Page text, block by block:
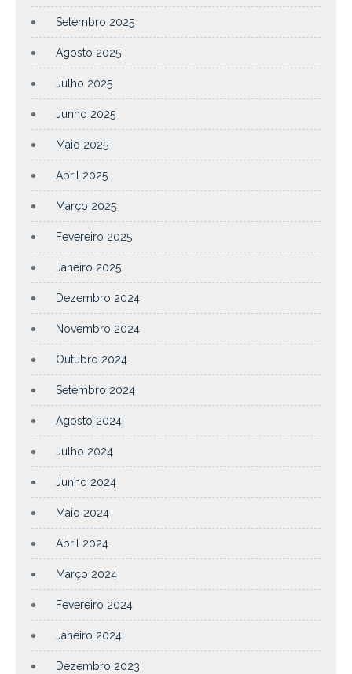
Setembro 2025
Agosto 2025
Julho 2025
Junho 2025
Maio 2025
Abril 2025
Março 2025
Fevereiro 2025
Janeiro 2025
Dezembro 2024
Novembro 2024
Outubro 2024
Setembro 2024
Agosto 2024
Julho 2024
Junho 2024
Maio 2024
Abril 2024
Março 2024
Fevereiro 2024
Janeiro 2024
Dezembro 2023